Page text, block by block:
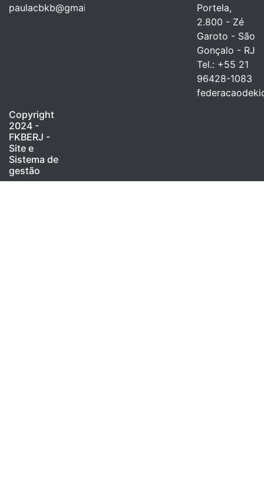
paulacbkb@gmail.com
Portela,
2.800 - Zé
Garoto - São
Gonçalo - RJ
Tel.: +55 21
96428-1083
Copyright
2024 -
FKBERJ -
Site e
Sistema de
gestão